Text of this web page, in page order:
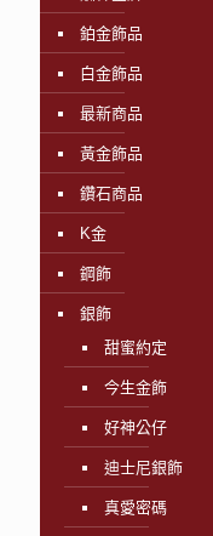
鉑金飾品
白金飾品
最新商品
黃金飾品
鑽石商品
K金
鋼飾
銀飾
甜蜜約定
今生金飾
好神公仔
迪士尼銀飾
真愛密碼